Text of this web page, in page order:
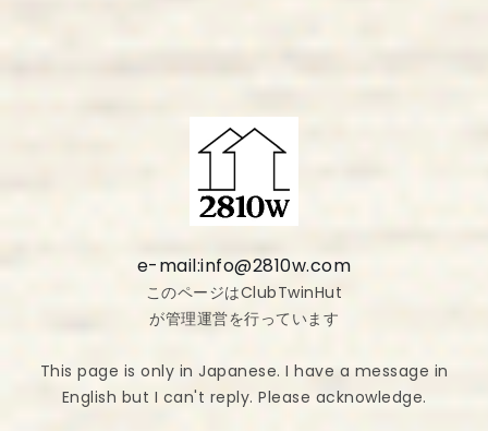
e-mail:info@2810w.com
このページはClubTwinHut
が管理運営を行っています
This page is only in Japanese. I have a message in
English but I can't reply. Please acknowledge.